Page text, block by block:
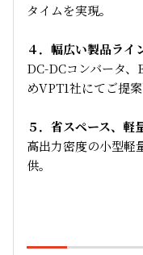
タイムを実現。
４．幅広い製品ライ
DC-DCコンバータ
めVPT1社にてご提案
５．省スペース、軽
高出力密度の小型軽
供。